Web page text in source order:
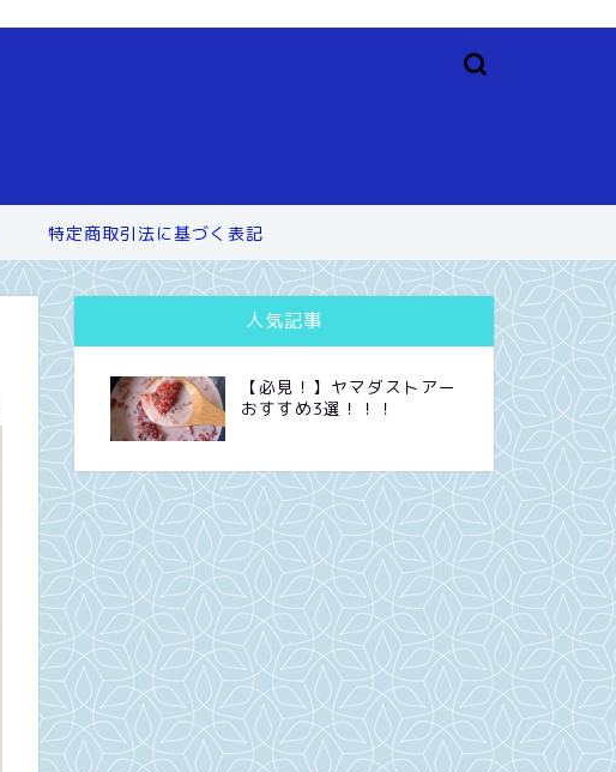
特定商取引法に基づく表記
人気記事
【必見！】ヤマダストアー
おすすめ3選！！！